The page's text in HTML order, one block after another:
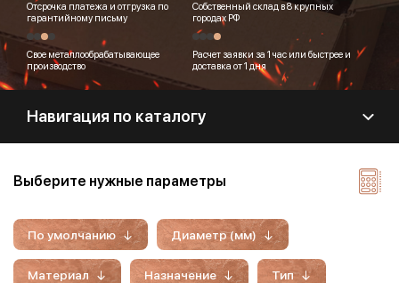
Отсрочка платежа и отгрузка по
гарантийному письму
Собственный склад в 8 крупных
городах РФ
Свое металлообрабатывающее
производство
Расчет заявки за 1 час или быстрее и
доставка от 1 дня
Навигация по каталогу
Выберите нужные параметры
По умолчанию Диаметр (мм)
Материал Назначение Тип